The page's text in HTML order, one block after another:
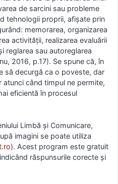
de sarcini sau probleme
tehnologii proprii, afișate prin
memorarea, organizarea
activității, realizarea evaluării
reglarea sau autoreglarea
2016, p.17). Se spune că, în
să decurgă ca o poveste, dar
atunci când timpul ne permite,
eficientă în procesul
Limbă și Comunicare,
imagini se poate utiliza
). Acest program este gratuit
răspunsurile corecte și